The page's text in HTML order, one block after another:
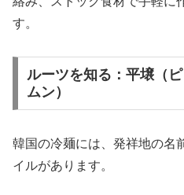
す。
ルーツを知る：平壌（
ムン）
韓国の冷麺には、発祥地の名
イルがあります。